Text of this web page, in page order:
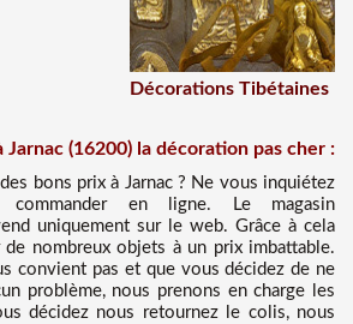
Décorations Tibétaines
Jarnac (16200) la décoration pas cher :
bons prix à Jarnac ? Ne vous inquiétez
en ligne. Le magasin
uniquement sur le web. Grâce à cela
nombreux objets à un prix imbattable.
convient pas et que vous décidez de ne
problème, nous prenons en charge les
décidez nous retournez le colis, nous